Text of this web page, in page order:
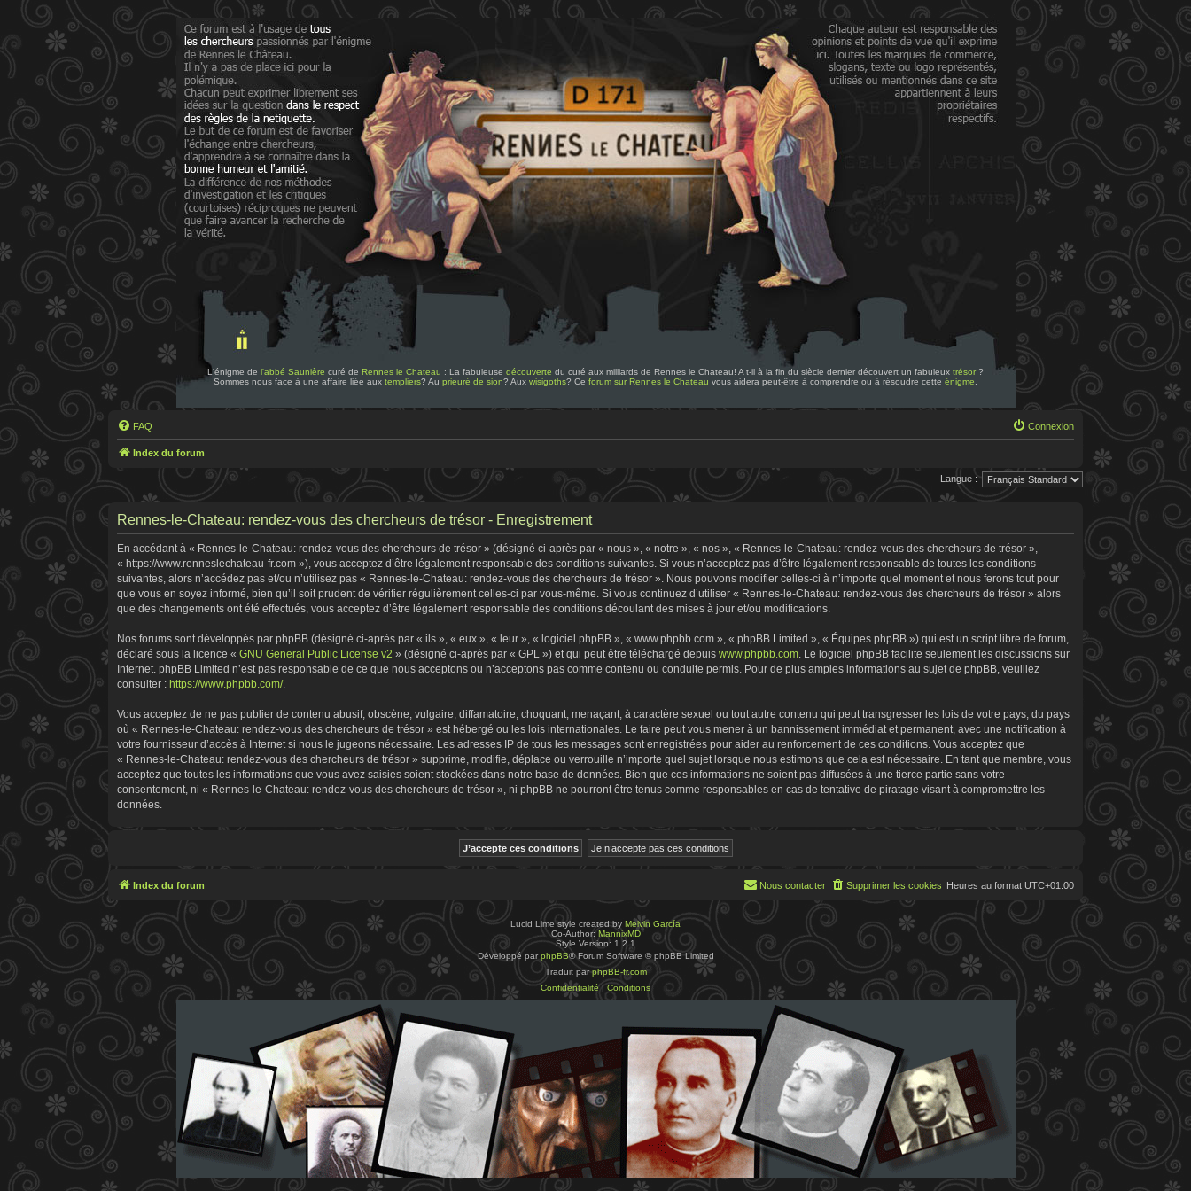
L'énigme de l'abbé Saunière curé de Rennes le Chateau : La fabuleuse découverte du curé aux milliards de Rennes le Chateau! A t-il à la fin du siècle dernier découvert un fabuleux trésor ?
Sommes nous face à une affaire liée aux templiers? Au prieuré de sion? Aux wisigoths? Ce forum sur Rennes le Chateau vous aidera peut-être à comprendre ou à résoudre cette énigme
FAQ Connexion
Index du forum
Langue :
Rennes-le-Chateau: rendez-vous des chercheurs de trésor - Enregistrement
En accédant à « Rennes-le-Chateau: rendez-vous des chercheurs de trésor » (désigné ci-après par « nous », « notre », « nos », « Rennes-le-Chateau: rendez-vous des chercheurs de trésor »,
« https://www.renneslechateau-fr.com »), vous acceptez d’être légalement responsable des conditions suivantes. Si vous n’acceptez pas d’être légalement responsable de toutes les conditions
suivantes, alors n’accédez pas et/ou n’utilisez pas « Rennes-le-Chateau: rendez-vous des chercheurs de trésor ». Nous pouvons modifier celles-ci à n’importe quel moment et nous ferons tout pour
que vous en soyez informé, bien qu’il soit prudent de vérifier régulièrement celles-ci par vous-même. Si vous continuez d’utiliser « Rennes-le-Chateau: rendez-vous des chercheurs de trésor » alors
que des changements ont été effectués, vous acceptez d’être légalement responsable des conditions découlant des mises à jour et/ou modifications.
Nos forums sont développés par phpBB (désigné ci-après par « ils », « eux », « leur », « logiciel phpBB », « www.phpbb.com », « phpBB Limited », « Équipes phpBB ») qui est un script libre de forum,
déclaré sous la licence « GNU General Public License v2 » (désigné ci-après par « GPL ») et qui peut être téléchargé depuis www.phpbb.com . Le logiciel phpBB facilite seulement les discussions sur
Internet. phpBB Limited n’est pas responsable de ce que nous acceptons ou n’acceptons pas comme contenu ou conduite permis. Pour de plus amples informations au sujet de phpBB, veuillez
consulter : https://www.phpbb.com/.
Vous acceptez de ne pas publier de contenu abusif, obscène, vulgaire, diffamatoire, choquant, menaçant, à caractère sexuel ou tout autre contenu qui peut transgresser les lois de votre pays, du pays
où « Rennes-le-Chateau: rendez-vous des chercheurs de trésor » est hébergé ou les lois internationales. Le faire peut vous mener à un bannissement immédiat et permanent, avec une notification à
votre fournisseur d’accès à Internet si nous le jugeons nécessaire. Les adresses IP de tous les messages sont enregistrées pour aider au renforcement de ces conditions. Vous acceptez que
« Rennes-le-Chateau: rendez-vous des chercheurs de trésor » supprime, modifie, déplace ou verrouille n’importe quel sujet lorsque nous estimons que cela est nécessaire. En tant que membre, vous
acceptez que toutes les informations que vous avez saisies soient stockées dans notre base de données. Bien que ces informations ne soient pas diffusées à une tierce partie sans votre
consentement, ni « Rennes-le-Chateau: rendez-vous des chercheurs de trésor », ni phpBB ne pourront être tenus comme responsables en cas de tentative de piratage visant à compromettre les
données.
Index du forum Heures au format UTC+01:00
Supprimer les cookies
Nous contacter
Lucid Lime style created by Melvin García
Co-Author:MannixMD
Style Version: 1.2.1
Développé parphpBB® Forum Software © phpBB Limited
Traduit parphpBB-fr.com
Confidentialité |Conditions